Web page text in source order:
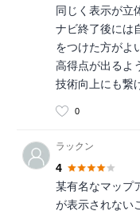
同じく表示が立
ナビ終了後には
をつけた方がよ
高得点が出るよ
技術向上にも繋
0
ラックン
4
某有名なマップ
が表示されない